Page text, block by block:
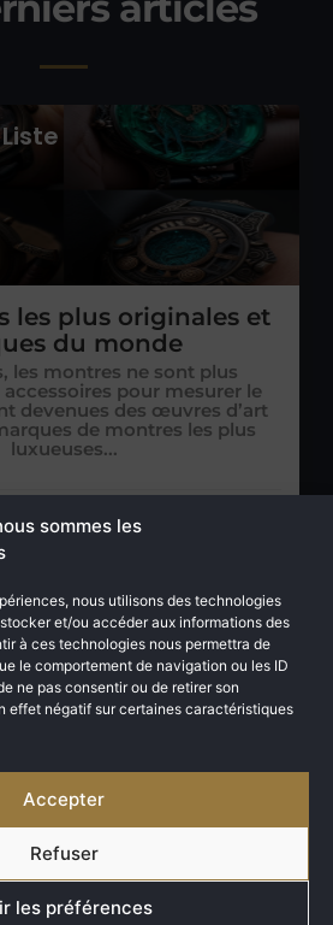
sommes les
nous utilisons des technologies
et/ou accéder aux informations des
à ces technologies nous permettra de
le comportement de navigation ou les ID
ne pas consentir ou de retirer son
effet négatif sur certaines caractéristiques
Accepter
Refuser
les préférences
Liste
les plus originales et
du monde
les montres ne sont plus
pour mesurer le
devenues des œuvres d’art
de montres les plus
luxueuses...